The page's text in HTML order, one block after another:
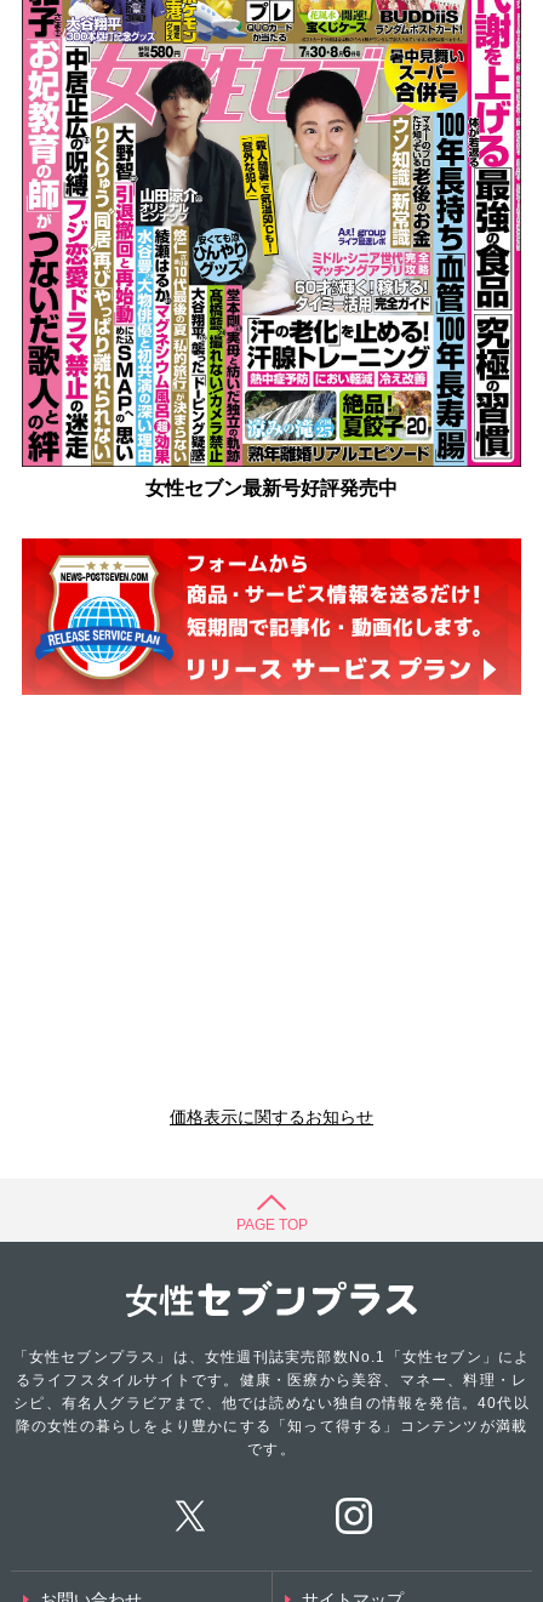
女性セブン最新号好評発売中
価格表示に関するお知らせ
PAGE TOP
「女性セブンプラス」は、女性週刊誌実売部数No.1「女性セブン」によ
るライフスタイルサイトです。健康・医療から美容、マネー、料理・レ
シピ、有名人グラビアまで、他では読めない独自の情報を発信。40代以
降の女性の暮らしをより豊かにする「知って得する」コンテンツが満載
です。